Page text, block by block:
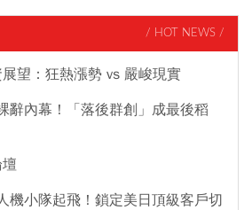
/ HOT NEWS /
望：狂熱漲勢 vs 嚴峻現實
辭內幕！「落後群創」成最後稻
機小隊起飛！鎖定美日頂級客戶切